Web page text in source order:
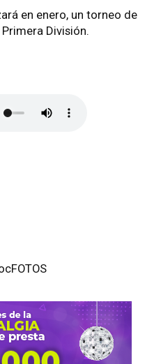
en enero, un torneo de
División.